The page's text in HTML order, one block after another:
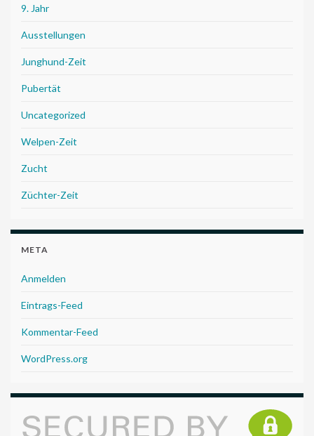
9. Jahr
Ausstellungen
Junghund-Zeit
Pubertät
Uncategorized
Welpen-Zeit
Zucht
Züchter-Zeit
META
Anmelden
Eintrags-Feed
Kommentar-Feed
WordPress.org